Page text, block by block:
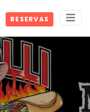
RESERVAS